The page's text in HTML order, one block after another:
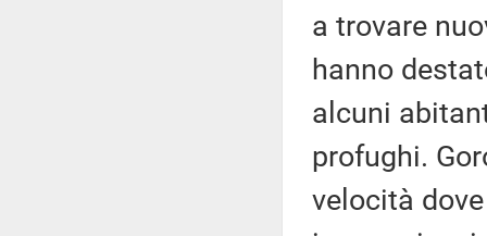
a trovare
hanno
alcuni
profughi.
velocità